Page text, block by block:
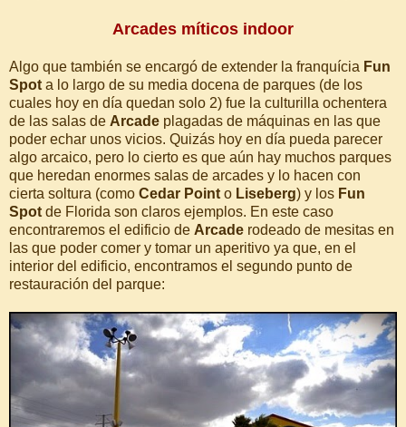
Arcades míticos indoor
Algo que también se encargó de extender la franquícia Fun
Spot a lo largo de su media docena de parques (de los
cuales hoy en día quedan solo 2) fue la culturilla ochentera
de las salas de Arcade plagadas de máquinas en las que
poder echar unos vicios. Quizás hoy en día pueda parecer
algo arcaico, pero lo cierto es que aún hay muchos parques
que heredan enormes salas de arcades y lo hacen con
cierta soltura (como Cedar Point o Liseberg) y los Fun
Spot de Florida son claros ejemplos. En este caso
encontraremos el edificio de Arcade rodeado de mesitas en
las que poder comer y tomar un aperitivo ya que, en el
interior del edificio, encontramos el segundo punto de
restauración del parque: